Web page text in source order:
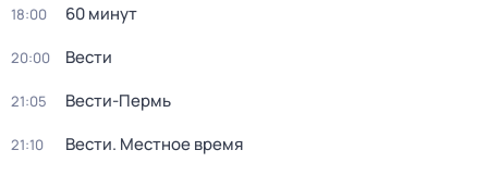
18:00 60 минут
20:00 Вести
21:05 Вести-Пермь
21:10 Вести. Местное время